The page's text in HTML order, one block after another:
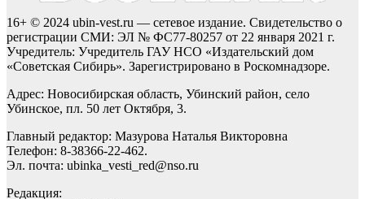
16+ © 2024 ubin-vest.ru — сетевое издание. Свидетельство о
регистрации СМИ: ЭЛ № ФС77-80257 от 22 января 2021 г.
Учредитель: Учредитель ГАУ НСО «Издательский дом
«Советская Сибирь». Зарегистрировано в Роскомнадзоре.
Адрес: Новосибирская область, Убинский район, село
Убинское, пл. 50 лет Октября, 3.
Главный редактор: Мазурова Наталья Викторовна
Телефон: 8-38366-22-462.
Эл. почта: ubinka_vesti_red@nso.ru
Редакция: